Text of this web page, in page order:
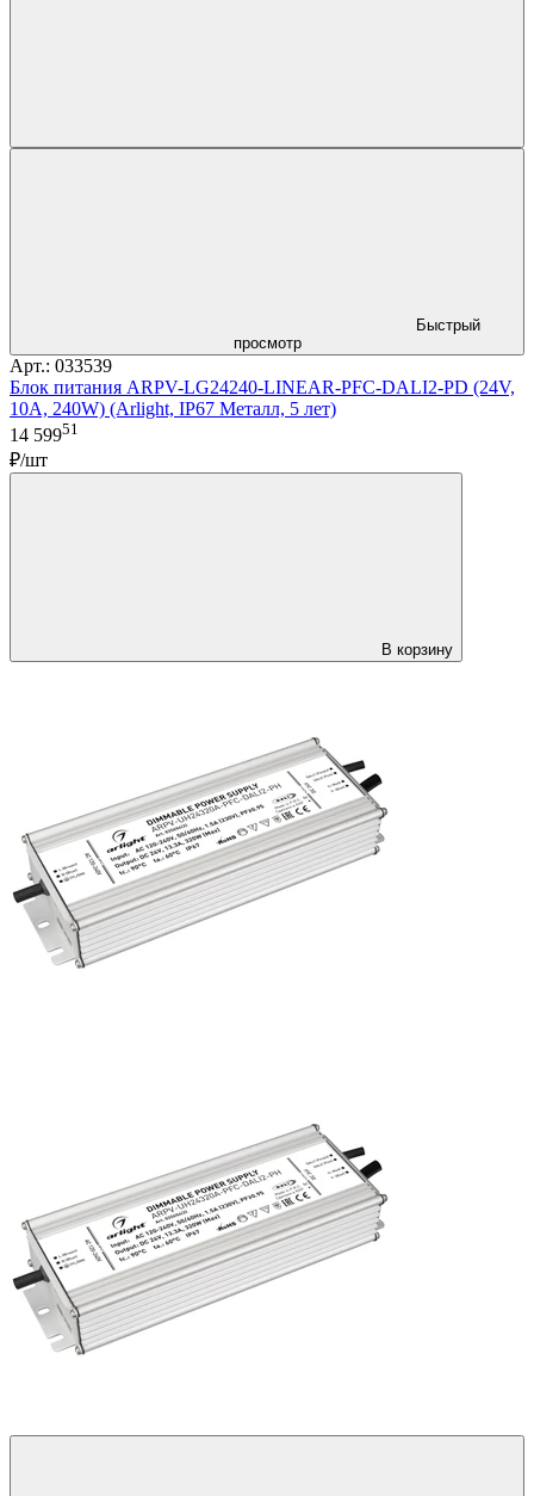
Быстрый
просмотр
Арт.: 033539
Блок питания ARPV-LG24240-LINEAR-PFC-DALI2-PD (24V,
10A, 240W) (Arlight, IP67 Металл, 5 лет)
14 59951
₽/шт
В корзину